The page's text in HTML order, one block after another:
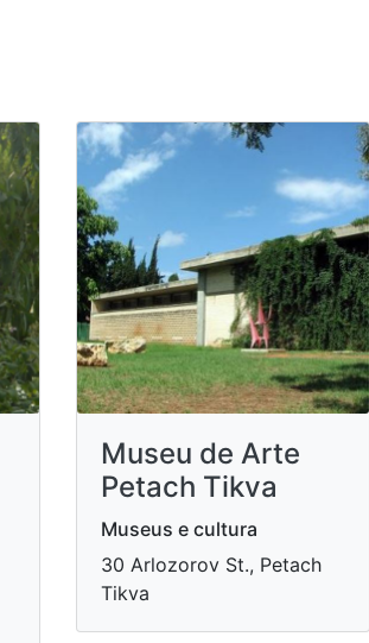
Museu de Arte
Petach Tikva
Museus e cultura
30 Arlozorov St., Petach
Tikva